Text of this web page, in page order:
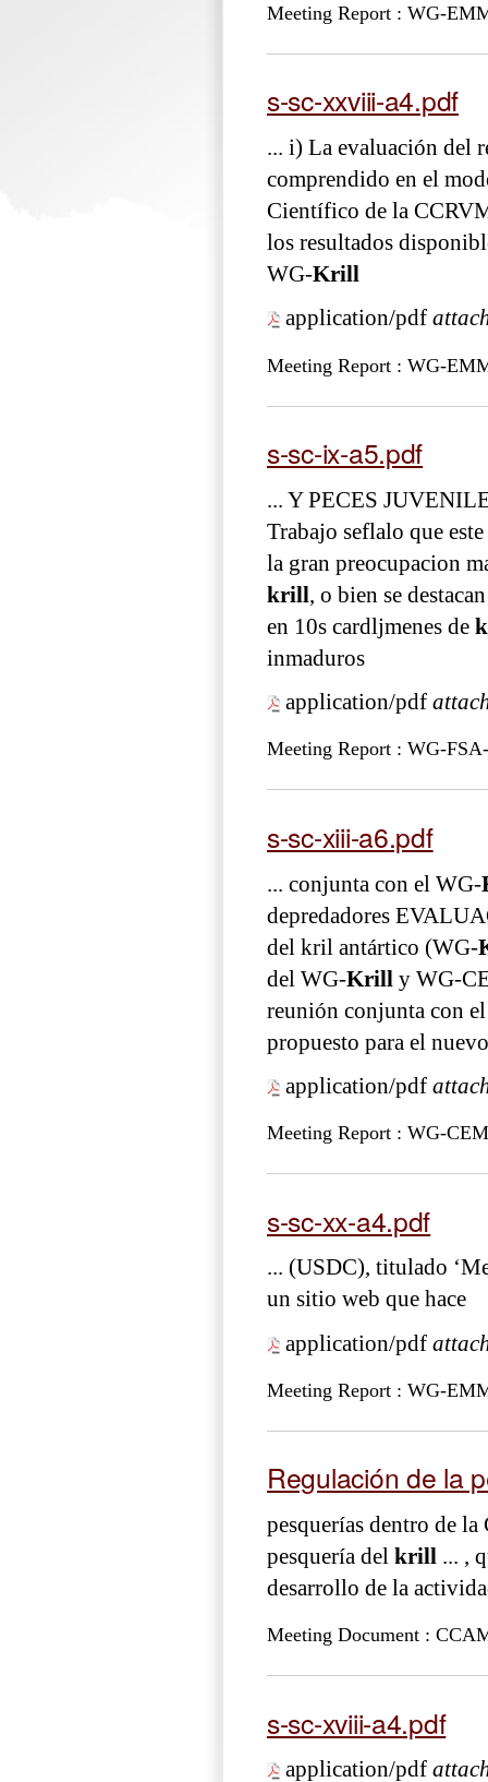
Meeting Report : WG-
s-sc-xxviii-a4.pdf
... i) La evaluación del
comprendido en el
Científico de la
los resultados
WG-Krill
application/pdf
Meeting Report : WG-
s-sc-ix-a5.pdf
... Y PECES
Trabajo seflalo que
la gran preocupacion
krill , o bien se
en 10s cardljmenes de
inmaduros
application/pdf
Meeting Report : WG-
s-sc-xiii-a6.pdf
... conjunta con el WG-
depredadores
del kril antártico (WG-
del WG-Krill y WG-
reunión conjunta con
propuesto para el nuevo
application/pdf
Meeting Report : WG-
s-sc-xx-a4.pdf
... (USDC), titulado
un sitio web que hace
application/pdf
Meeting Report : WG-
Regulación de la
pesquerías dentro de
pesquería del krill ... ,
desarrollo de la
Meeting Document :
s-sc-xviii-a4.pdf
application/pdf